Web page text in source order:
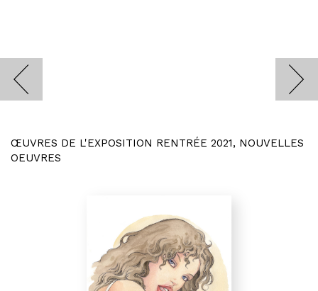
ŒUVRES DE L'EXPOSITION RENTRÉE 2021, NOUVELLES
OEUVRES